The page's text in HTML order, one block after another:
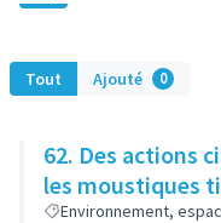
Tout Ajouté 0
62. Des actions
les moustiques
Environnement,